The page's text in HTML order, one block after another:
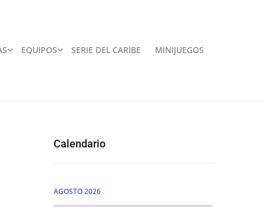
EQUIPOS SERIE DEL CARIBE MINIJUEGOS
Calendario
AGOSTO 2026